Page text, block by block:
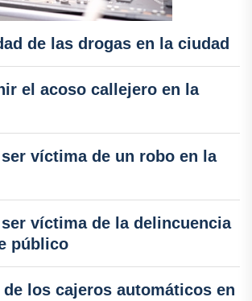
de las drogas en la ciudad
el acoso callejero en la
víctima de un robo en la
víctima de la delincuencia
público
los cajeros automáticos en